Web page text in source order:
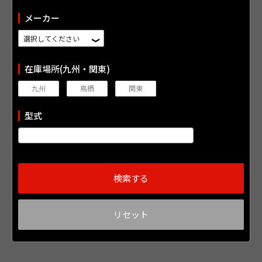
メーカー
在庫場所(九州・関東)
九州 鳥栖 関東
型式